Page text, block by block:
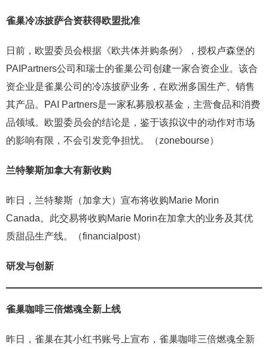
雀巢冷冻披萨合资获得欧盟批准
日前，欧盟委员会根据《欧共体并购条例》，授权卢森堡的
PAIPartners公司和瑞士的雀巢公司创建一家合资企业。该合
资企业是雀巢公司的冷冻披萨业务，在欧洲多国生产、销售
其产品。PAI Partners是一家私募股权基金，主营食品和消费
品领域。欧盟委员会的结论是，鉴于该拟议中的动作对市场
的影响有限，不会引发竞争担忧。（zonebourse）
兰特黎斯加拿大有新收购
昨日，兰特黎斯（加拿大）宣布将收购Marie Morin
Canada。此交易将收购Marie Morin在加拿大的业务及其优
质甜品生产线。（financialpost）
研发与创新
雀巢咖啡三倍燃魂全新上线
昨日，雀巢在其小红书账号上宣布，雀巢咖啡三倍燃魂全新